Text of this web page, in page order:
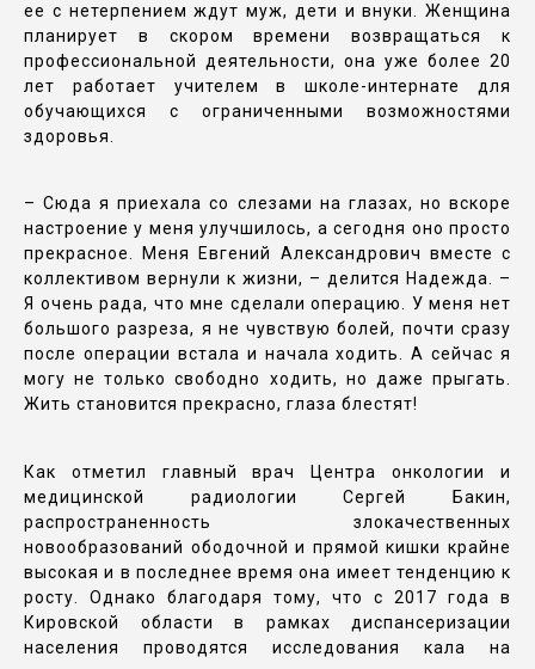
ее с нетерпением ждут муж, дети и внуки. Женщина
планирует в скором времени возвращаться к
профессиональной деятельности, она уже более 20
лет работает учителем в школе-интернате для
обучающихся с ограниченными возможностями
здоровья.
– Сюда я приехала со слезами на глазах, но вскоре
настроение у меня улучшилось, а сегодня оно просто
прекрасное. Меня Евгений Александрович вместе с
коллективом вернули к жизни, – делится Надежда. –
Я очень рада, что мне сделали операцию. У меня нет
большого разреза, я не чувствую болей, почти сразу
после операции встала и начала ходить. А сейчас я
могу не только свободно ходить, но даже прыгать.
Жить становится прекрасно, глаза блестят!
Как отметил главный врач Центра онкологии и
медицинской радиологии Сергей Бакин,
распространенность злокачественных
новообразований ободочной и прямой кишки крайне
высокая и в последнее время она имеет тенденцию к
росту. Однако благодаря тому, что с 2017 года в
Кировской области в рамках диспансеризации
населения проводятся исследования кала на